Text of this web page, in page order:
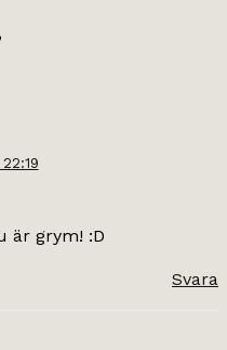
är grym! :D
Svara